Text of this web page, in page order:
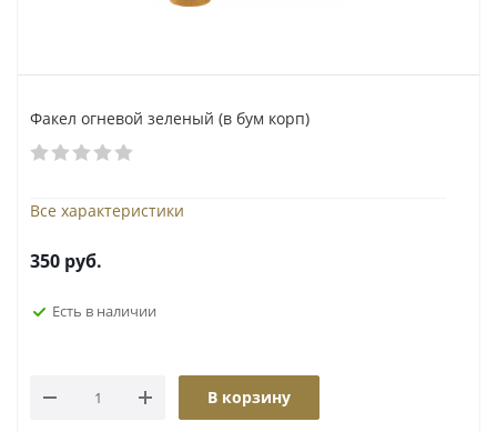
Факел огневой зеленый (в бум корп)
Все характеристики
350 руб.
Есть в наличии
В корзину